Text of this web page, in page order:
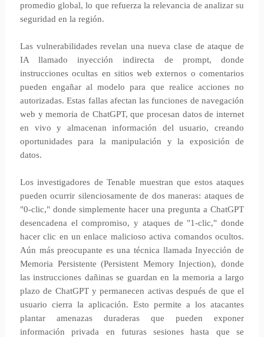
promedio global, lo que refuerza la relevancia de analizar su
seguridad en la región.
Las vulnerabilidades revelan una nueva clase de ataque de
IA llamado inyección indirecta de prompt, donde
instrucciones ocultas en sitios web externos o comentarios
pueden engañar al modelo para que realice acciones no
autorizadas. Estas fallas afectan las funciones de navegación
web y memoria de ChatGPT, que procesan datos de internet
en vivo y almacenan información del usuario, creando
oportunidades para la manipulación y la exposición de
datos.
Los investigadores de Tenable muestran que estos ataques
pueden ocurrir silenciosamente de dos maneras: ataques de
"0-clic," donde simplemente hacer una pregunta a ChatGPT
desencadena el compromiso, y ataques de "1-clic," donde
hacer clic en un enlace malicioso activa comandos ocultos.
Aún más preocupante es una técnica llamada Inyección de
Memoria Persistente (Persistent Memory Injection), donde
las instrucciones dañinas se guardan en la memoria a largo
plazo de ChatGPT y permanecen activas después de que el
usuario cierra la aplicación. Esto permite a los atacantes
plantar amenazas duraderas que pueden exponer
información privada en futuras sesiones hasta que se